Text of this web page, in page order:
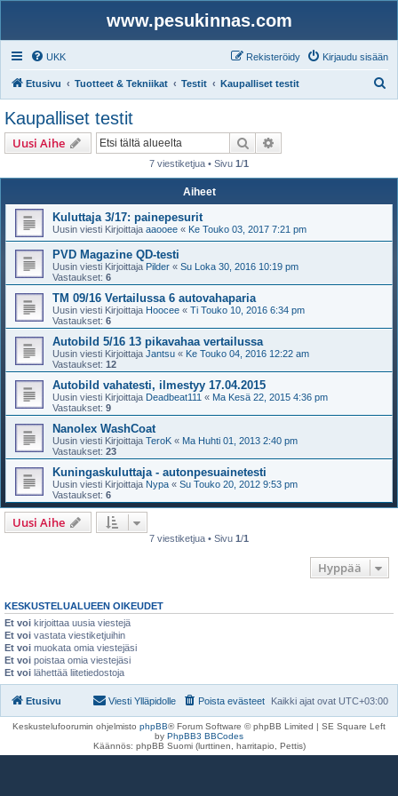
www.pesukinnas.com
UKK Kirjaudu sisään
Rekisteröidy
Etusivu Tuotteet & Tekniikat Testit Kaupalliset testit
Kaupalliset testit
Uusi Aihe Etsi
7 viestiketjua • Sivu 1/1
Aiheet
Kuluttaja 3/17: painepesurit
Uusin viesti Kirjoittaja aaooee « Ke Touko 03, 2017 7:21 pm
PVD Magazine QD-testi
Uusin viesti Kirjoittaja Pilder « Su Loka 30, 2016 10:19 pm
Vastaukset: 6
TM 09/16 Vertailussa 6 autovahaparia
Uusin viesti Kirjoittaja Hoocee « Ti Touko 10, 2016 6:34 pm
Vastaukset: 6
Autobild 5/16 13 pikavahaa vertailussa
Uusin viesti Kirjoittaja Jantsu « Ke Touko 04, 2016 12:22 am
Vastaukset: 12
Autobild vahatesti, ilmestyy 17.04.2015
Uusin viesti Kirjoittaja Deadbeat111 « Ma Kesä 22, 2015 4:36 pm
Vastaukset: 9
Nanolex WashCoat
Uusin viesti Kirjoittaja TeroK « Ma Huhti 01, 2013 2:40 pm
Vastaukset: 23
Kuningaskuluttaja - autonpesuainetesti
Uusin viesti Kirjoittaja Nypa « Su Touko 20, 2012 9:53 pm
Vastaukset: 6
Uusi Aihe
7 viestiketjua • Sivu 1/1
Hyppää
KESKUSTELUALUEEN OIKEUDET
Et voi kirjoittaa uusia viestejä
Et voi vastata viestiketjuihin
Et voi muokata omia viestejäsi
Et voi poistaa omia viestejäsi
Et voi lähettää liitetiedostoja
Etusivu Kaikki ajat ovat UTC+03:00
Poista evästeet
Viesti Ylläpidolle
Keskustelufoorumin ohjelmisto phpBB® Forum Software © phpBB Limited | SE Square Left
by PhpBB3 BBCodes
Käännös: phpBB Suomi (lurttinen, harritapio, Pettis)